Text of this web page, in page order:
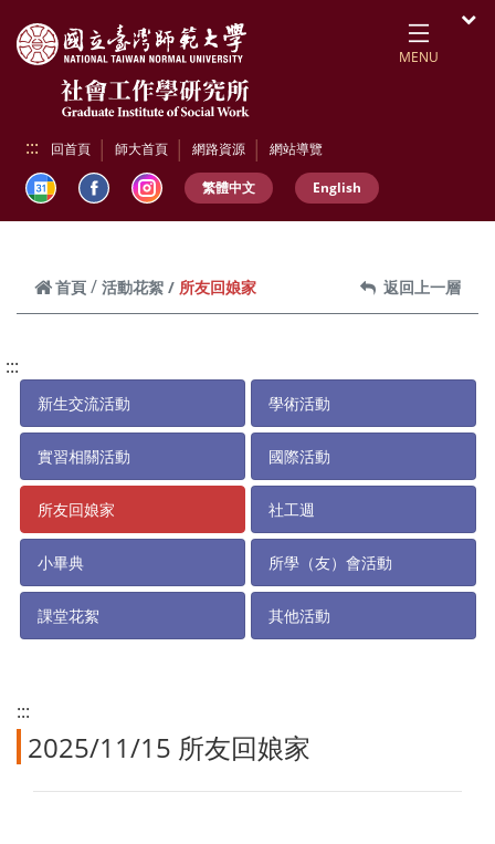
MENU
::: 回首頁 師大首頁 網路資源 網站導覽
繁體中文 English
首頁 活動花絮 所友回娘家 返回上一層
:::
新生交流活動 學術活動
實習相關活動 國際活動
所友回娘家 社工週
小畢典 所學（友）會活動
課堂花絮 其他活動
:::
2025/11/15 所友回娘家